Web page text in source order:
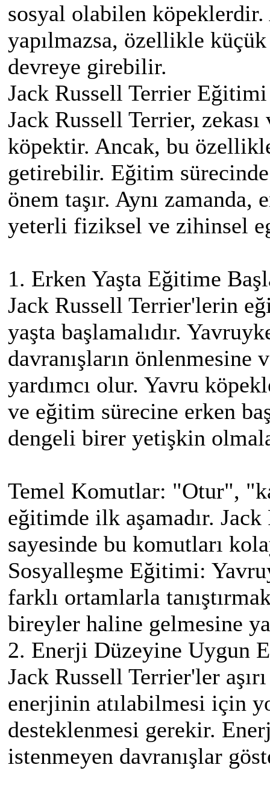
sosyal olabilen
yapılmazsa, özellikle
devreye girebilir.
Jack Russell Terrier Eğitimi
Jack Russell Terrier,
köpektir. Ancak, bu
getirebilir. Eğitim
önem taşır. Aynı
yeterli fiziksel ve zihinsel
1. Erken Yaşta Eğitime
Jack Russell Terrier'lerin
yaşta başlamalıdır.
davranışların önlenmesine
yardımcı olur. Yavru
ve eğitim sürecine erken
dengeli birer yetişkin
Temel Komutlar: "Otur",
eğitimde ilk aşamadır.
sayesinde bu komutları
Sosyalleşme Eğitimi:
farklı ortamlarla
bireyler haline gelmesine
2. Enerji Düzeyine Uygun
Jack Russell Terrier'ler
enerjinin atılabilmesi için
desteklenmesi gerekir.
istenmeyen davranışlar